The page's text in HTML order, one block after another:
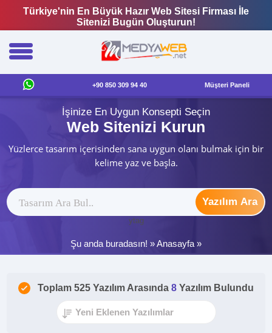
Türkiye'nin En Büyük Hazır Web Sitesi Firması İle
Sitenizi Bugün Oluşturun!
+90 850 309 94 40 Müşteri Paneli
İşinize En Uygun Konsepti Seçin
Web Sitenizi Kurun
Yüzlerce tasarım içerisinden sana uygun olanı bulmak için bir
kelime yaz ve başla.
Yazılım Ara
ytag
Şu anda buradasın! »Anasayfa »
Toplam 525 Yazılım Arasında 8 Yazılım Bulundu